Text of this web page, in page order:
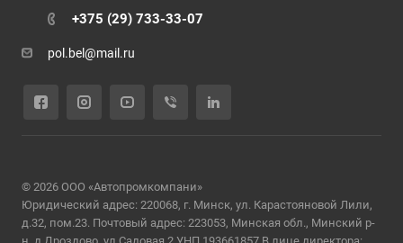
+375 (29) 733-33-07
pol.bel@mail.ru
© 2026 ООО «Автопромкомпани»
Юридический адрес: 220068, г. Минск, ул. Карастояновой Лили,
д.32, пом.23. Почтовый адрес: 223053, Минская обл., Минский р-